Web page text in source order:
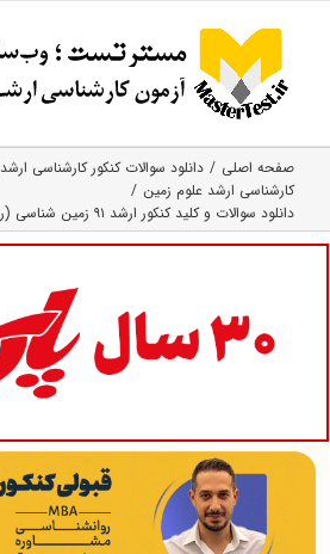
content
صفحه اصلی
دانلود سوالات کنکور کارشناسی ارشد
کارشناسی ارشد علوم زمین
دانلود سوالات و کلید کنکور ارشد ۹۱ زمین شناسی (رایگان)